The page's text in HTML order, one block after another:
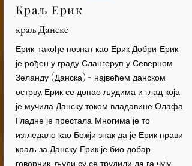
Краљ Ерик
краљ Данске
Ерик, такође познат као Ерик Добри. Ерик
је рођен у граду Слангеруп у Северном
Зеланду (Данска) - највећем данском
острву. Ерик се допао људима и глад која
је мучила Данску током владавине Олафа
Гладне је престала. Многима је то
изгледало као Божји знак да је Ерик прави
краљ за Данску. Ерик је био добар
говорник, људи су се трудили да га чују.